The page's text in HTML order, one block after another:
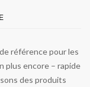
référence pour les
plus encore – rapide
des produits